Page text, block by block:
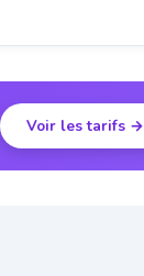
Voir les tarifs →